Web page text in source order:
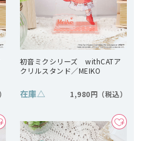
初音ミクシリーズ withCATア
クリルスタンド／MEIKO
在庫△ 1,980円